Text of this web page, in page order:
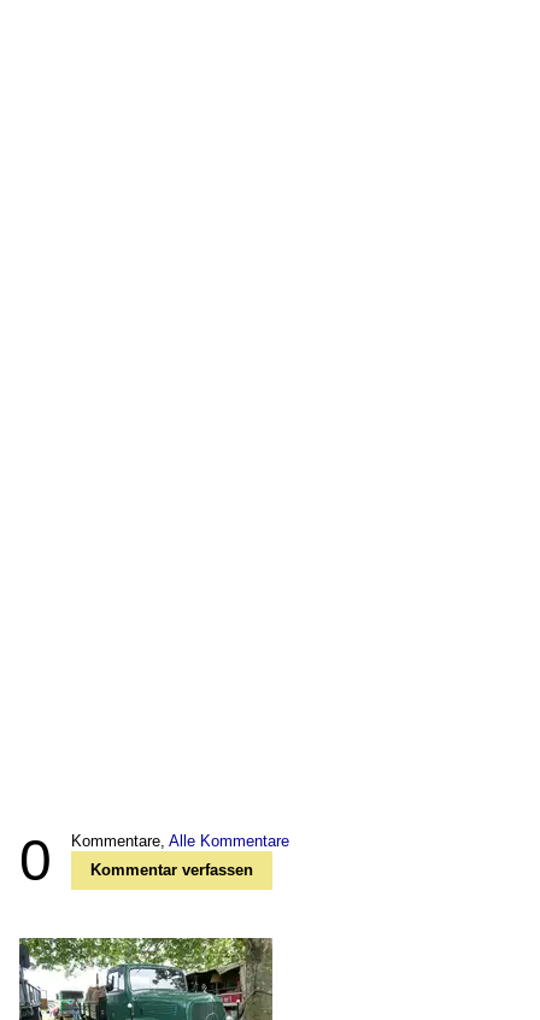
0 Kommentare, Alle Kommentare
Kommentar verfassen